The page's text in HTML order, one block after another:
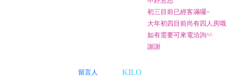
初三目前已經客滿囉~
大年初四目前尚有四人房
如有需要可來電洽詢^^
謝謝
留言人 KILO